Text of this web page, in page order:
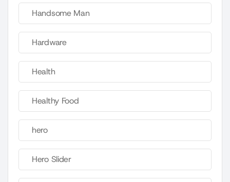
Handsome Man
Hardware
Health
Healthy Food
hero
Hero Slider